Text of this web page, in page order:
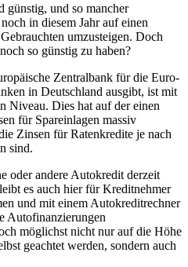
günstig, und so mancher
in diesem Jahr auf einen
umzusteigen. Doch
so günstig zu haben?
Zentralbank für die Euro-
in Deutschland ausgibt, ist mit
Niveau. Dies hat auf der einen
für Spareinlagen massiv
Zinsen für Ratenkredite je nach
sind.
oder andere Autokredit derzeit
es auch hier für Kreditnehmer
und mit einem Autokreditrechner
Autofinanzierungen
möglichst nicht nur auf die Höhe
geachtet werden, sondern auch